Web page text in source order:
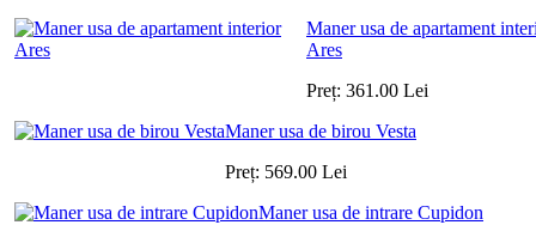
Maner usa de apartament
Ares
Preț: 361.00 Lei
Maner usa de birou Vesta
Preț: 569.00 Lei
Maner usa de intrare Cupidon